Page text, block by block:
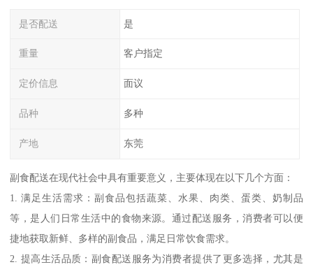
是否配送 是
重量 客户指定
定价信息 面议
品种 多种
产地 东莞
副食配送在现代社会中具有重要意义，主要体现在以下几个方面：
1. 满足生活需求：副食品包括蔬菜、水果、肉类、蛋类、奶制品
等，是人们日常生活中的食物来源。通过配送服务，消费者可以便
捷地获取新鲜、多样的副食品，满足日常饮食需求。
2. 提高生活品质：副食配送服务为消费者提供了更多选择，尤其是